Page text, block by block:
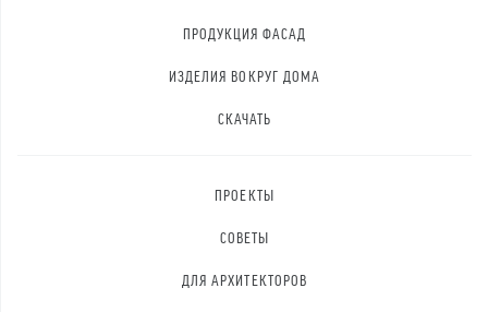
ПРОДУКЦИЯ ФАСАД
ИЗДЕЛИЯ ВОКРУГ ДОМА
СКАЧАТЬ
ПРОЕКТЫ
СОВЕТЫ
ДЛЯ АРХИТЕКТОРОВ